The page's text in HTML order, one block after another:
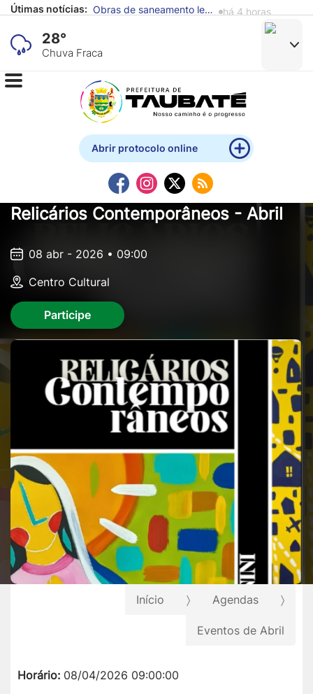
Útimas notícias: Fundo Social incentiva doação de alimentos para reforçar atendimento a famílias em situação de vulnerabilidade há 6 horas
28°
Chuva Fraca
Abrir protocolo online
Relicários Contemporâneos - Abril
08 abr - 2026 • 09:00
Centro Cultural
Participe
Início Agendas
Eventos de Abril
Horário: 08/04/2026 09:00:00